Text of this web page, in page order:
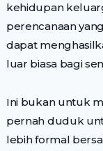
kehidupan
perencanaan
dapat
luar biasa bagi
Ini bukan untuk
pernah duduk
lebih formal